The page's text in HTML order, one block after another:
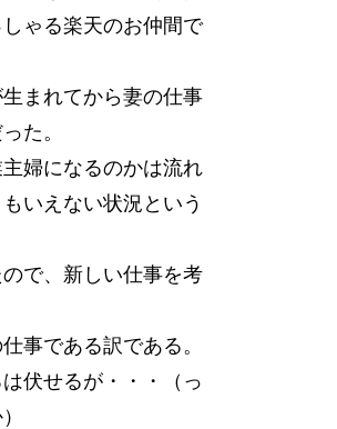
ゃる楽天のお仲間で
まれてから妻の仕事
た。
婦になるのかは流れ
いえない状況という
で、新しい仕事を考
事である訳である。
伏せるが・・・（っ